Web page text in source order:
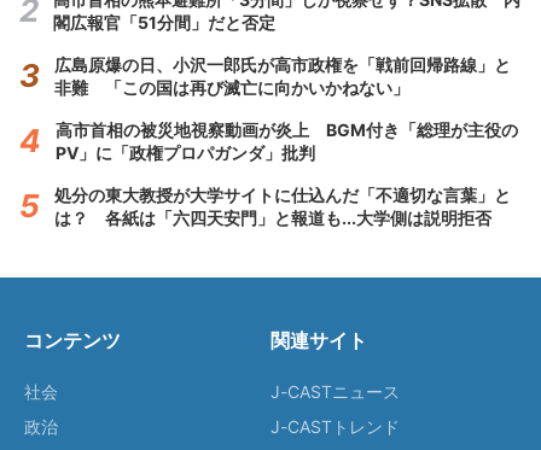
閣広報官「51分間」だと否定
広島原爆の日、小沢一郎氏が高市政権を「戦前回帰路線」と
非難 「この国は再び滅亡に向かいかねない」
高市首相の被災地視察動画が炎上 BGM付き「総理が主役の
PV」に「政権プロパガンダ」批判
処分の東大教授が大学サイトに仕込んだ「不適切な言葉」と
は？ 各紙は「六四天安門」と報道も...大学側は説明拒否
コンテンツ
社会
政治
関連サイト
J-CASTニュース
J-CASTトレンド